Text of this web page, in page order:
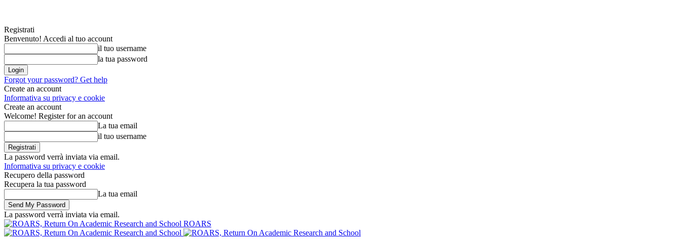
Registrati
Benvenuto! Accedi al tuo account
il tuo username
la tua password
Forgot your password? Get help
Create an account
Informativa su privacy e cookie
Create an account
Welcome! Register for an account
La tua email
il tuo username
La password verrà inviata via email.
Informativa su privacy e cookie
Recupero della password
Recupera la tua password
La tua email
La password verrà inviata via email.
ROARS